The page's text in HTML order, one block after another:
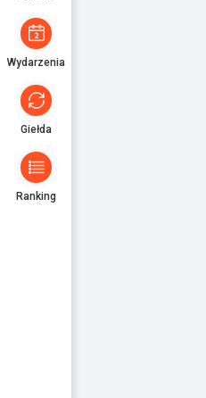
Wydarzenia
Giełda
Ranking